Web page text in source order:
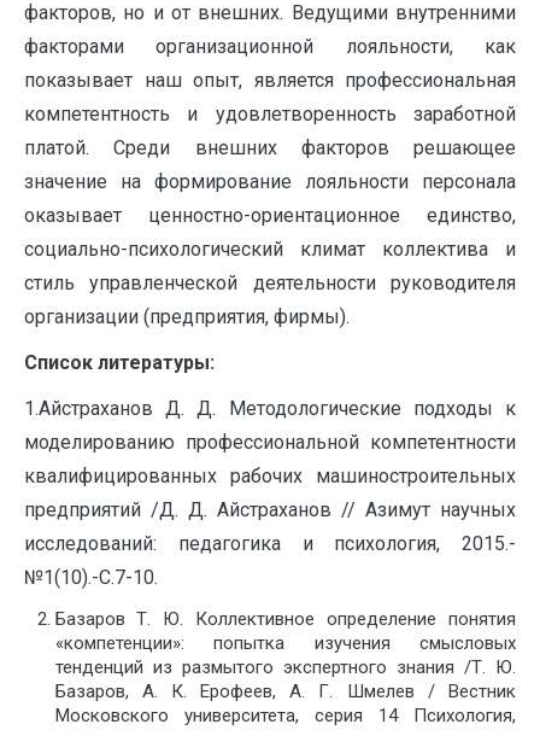
факторов, но и от внешних. Ведущими внутренними
факторами организационной лояльности, как
показывает наш опыт, является профессиональная
компетентность и удовлетворенность заработной
платой. Среди внешних факторов решающее
значение на формирование лояльности персонала
оказывает ценностно-ориентационное единство,
социально-психологический климат коллектива и
стиль управленческой деятельности руководителя
организации (предприятия, фирмы).
Список литературы:
1.Айстраханов Д. Д. Методологические подходы к
моделированию профессиональной компетентности
квалифицированных рабочих машиностроительных
предприятий /Д. Д. Айстраханов // Азимут научных
исследований: педагогика и психология, 2015.-
№1(10).-С.7-10.
Базаров Т. Ю. Коллективное определение понятия
«компетенции»: попытка изучения смысловых
тенденций из размытого экспертного знания /Т. Ю.
Базаров, А. К. Ерофеев, А. Г. Шмелев / Вестник
Московского университета, серия 14 Психология,